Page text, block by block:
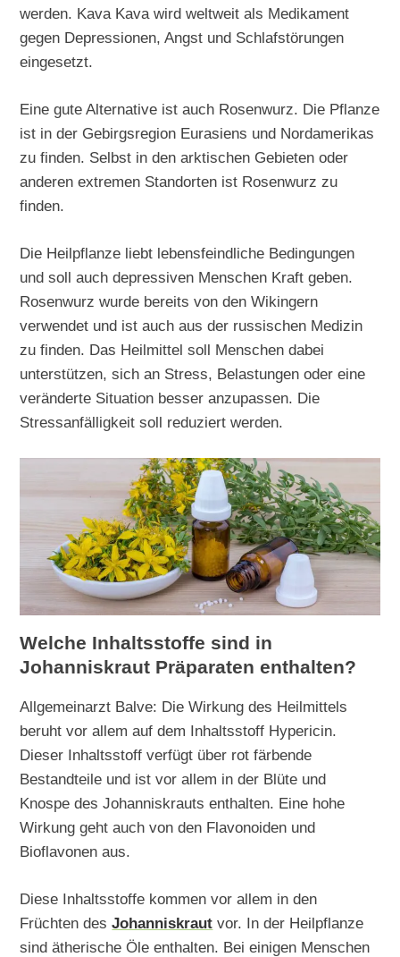
werden. Kava Kava wird weltweit als Medikament
gegen Depressionen, Angst und Schlafstörungen
eingesetzt.
Eine gute Alternative ist auch Rosenwurz. Die Pflanze
ist in der Gebirgsregion Eurasiens und Nordamerikas
zu finden. Selbst in den arktischen Gebieten oder
anderen extremen Standorten ist Rosenwurz zu
finden.
Die Heilpflanze liebt lebensfeindliche Bedingungen
und soll auch depressiven Menschen Kraft geben.
Rosenwurz wurde bereits von den Wikingern
verwendet und ist auch aus der russischen Medizin
zu finden. Das Heilmittel soll Menschen dabei
unterstützen, sich an Stress, Belastungen oder eine
veränderte Situation besser anzupassen. Die
Stressanfälligkeit soll reduziert werden.
Welche Inhaltsstoffe sind in
Johanniskraut Präparaten enthalten?
Allgemeinarzt Balve: Die Wirkung des Heilmittels
beruht vor allem auf dem Inhaltsstoff Hypericin.
Dieser Inhaltsstoff verfügt über rot färbende
Bestandteile und ist vor allem in der Blüte und
Knospe des Johanniskrauts enthalten. Eine hohe
Wirkung geht auch von den Flavonoiden und
Bioflavonen aus.
Diese Inhaltsstoffe kommen vor allem in den
Früchten desJohanniskraut vor. In der Heilpflanze
sind ätherische Öle enthalten. Bei einigen Menschen